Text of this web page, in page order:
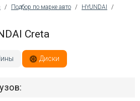
/ Подбор по марке авто / HYUNDAI
/
Creta
Диски